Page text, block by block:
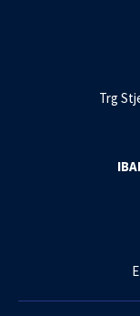
Trg